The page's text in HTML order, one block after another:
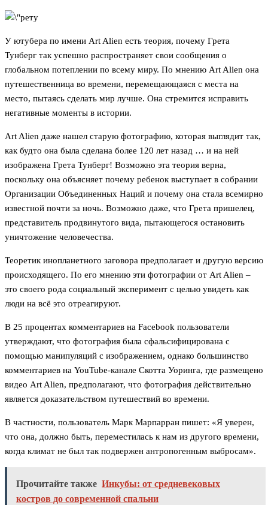
У ютубера по имени Art Alien есть теория, почему Грета
Тунберг так успешно распространяет свои сообщения о
глобальном потеплении по всему миру. По мнению Art Alien она
путешественница во времени, перемещающаяся с места на
место, пытаясь сделать мир лучше. Она стремится исправить
негативные моменты в истории.
Art Alien даже нашел старую фотографию, которая выглядит так,
как будто она была сделана более 120 лет назад … и на ней
изображена Грета Тунберг! Возможно эта теория верна,
поскольку она объясняет почему ребенок выступает в собрании
Организации Объединенных Наций и почему она стала всемирно
известной почти за ночь. Возможно даже, что Грета пришелец,
представитель продвинутого вида, пытающегося остановить
уничтожение человечества.
Теоретик инопланетного заговора предполагает и другую версию
происходящего. По его мнению эти фотографии от Art Alien –
это своего рода социальный эксперимент с целью увидеть как
люди на всё это отреагируют.
В 25 процентах комментариев на Facebook пользователи
утверждают, что фотография была сфальсифицирована с
помощью манипуляций с изображением, однако большинство
комментариев на YouTube-канале Скотта Уоринга, где размещено
видео Art Alien, предполагают, что фотография действительно
является доказательством путешествий во времени.
В частности, пользователь Марк Марпарран пишет: «Я уверен,
что она, должно быть, переместилась к нам из другого времени,
когда климат не был так подвержен антропогенным выбросам».
Прочитайте также Инкубы: от средневековых
костров до современной спальни